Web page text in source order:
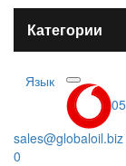
Категории
Язык
sales@globaloil.biz
0